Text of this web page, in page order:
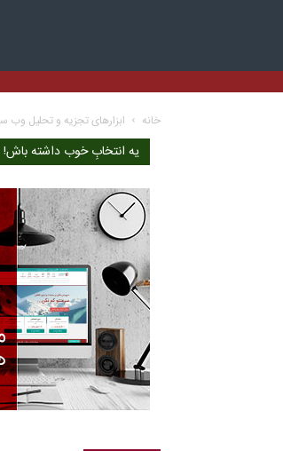
خانه ابزارهای تجزیه و تحلیل
یه انتخابِ خوب داشته باش!